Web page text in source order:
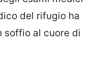
del rifugio ha
soffio al cuore di